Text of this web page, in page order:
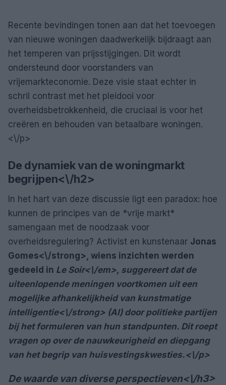
Recente bevindingen tonen aan dat het toevoegen
van nieuwe woningen daadwerkelijk bijdraagt aan
het temperen van prijsstijgingen. Dit wordt
ondersteund door voorstanders van
vrijemarkteconomie. Deze visie staat echter in
schril contrast met het pleidooi voor
overheidsbetrokkenheid, die cruciaal is voor het
creëren en behouden van betaalbare woningen.
<\/p>
De dynamiek van de woningmarkt
begrijpen<\/h2>
In het hart van deze discussie ligt een paradox: hoe
kunnen de principes van de *vrije markt*
samengaan met de noodzaak voor
overheidsregulering? Activist en kunstenaar Jonas
Gomes<\/strong>, wiens inzichten werden
gedeeld in Le Soir<\/em>, suggereert dat de
uiteenlopende meningen voortkomen uit een
mogelijke afhankelijkheid van kunstmatige
intelligentie<\/strong> (AI) door politieke partijen
bij het formuleren van hun standpunten. Dit roept
vragen op over de nauwkeurigheid en diepgang
van het begrip van huisvestingskwesties.<\/p>
De waarde van diverse perspectieven<\/h3>